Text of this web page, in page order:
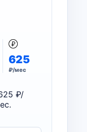
625
₽/мес
₽/